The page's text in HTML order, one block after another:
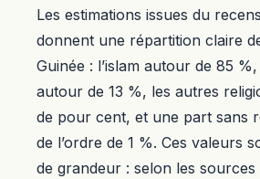
Les estimations issues du
donnent une répartition claire
Guinée : l’islam autour de 85
autour de 13 %, les autres
de pour cent, et une part sans
de l’ordre de 1 %. Ces valeurs
de grandeur : selon les sources